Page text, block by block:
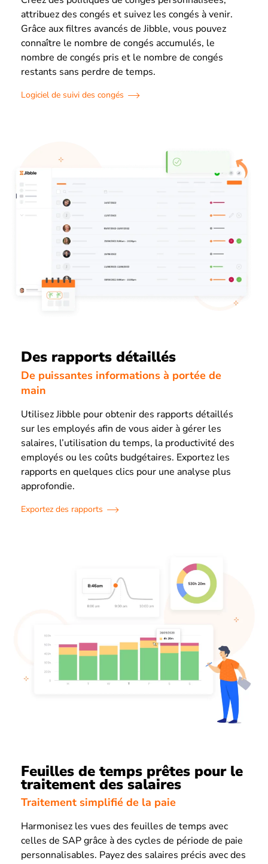
attribuez des congés et suivez les congés à venir.
Grâce aux filtres avancés de Jibble, vous pouvez
connaître le nombre de congés accumulés, le
nombre de congés pris et le nombre de congés
restants sans perdre de temps.
Logiciel de suivi des congés
Des rapports détaillés
De puissantes informations à portée de
main
Utilisez Jibble pour obtenir des rapports détaillés
sur les employés afin de vous aider à gérer les
salaires, l’utilisation du temps, la productivité des
employés ou les coûts budgétaires. Exportez les
rapports en quelques clics pour une analyse plus
approfondie.
Exportez des rapports
Feuilles de temps prêtes pour le
traitement des salaires
Traitement simplifié de la paie
Harmonisez les vues des feuilles de temps avec
celles de SAP grâce à des cycles de période de paie
personnalisables. Payez des salaires précis avec des